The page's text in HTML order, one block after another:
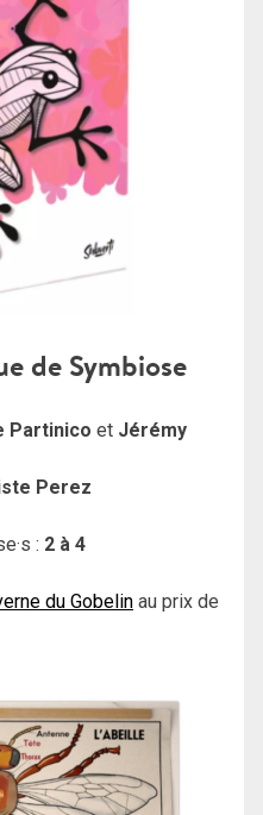
de Symbiose
Partinico et Jérémy
Perez
: 2 à 4
du Gobelin au prix de